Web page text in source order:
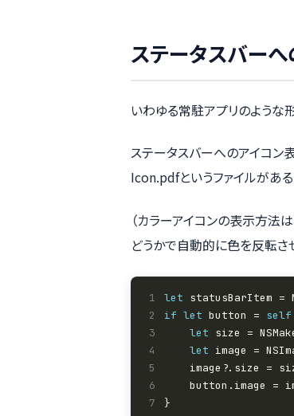
ステータスバー
いわゆる常駐アプリのような
ステータスバーへのアイコン
Icon.pdfというファイルがある
（カラーアイコンの表示方法
どうかで自動的に色を反転させ
1 let
2
if let button = self
3
let size =
4
let image =
5
6
7